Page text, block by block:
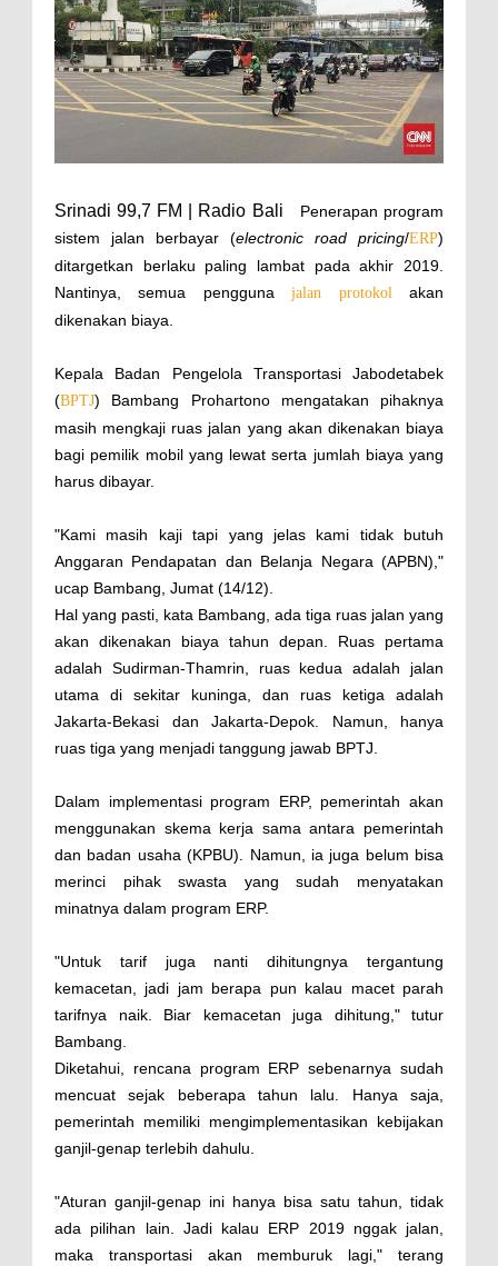
Srinadi 99,7 FM | Radio Bali
Penerapan program
sistem jalan berbayar (electronic road pricing/ERP)
ditargetkan berlaku paling lambat pada akhir 2019.
Nantinya, semua penggunajalan protokol
akan
dikenakan biaya.
Kepala Badan Pengelola Transportasi Jabodetabek
(BPTJ) Bambang Prohartono mengatakan pihaknya
masih mengkaji ruas jalan yang akan dikenakan biaya
bagi pemilik mobil yang lewat serta jumlah biaya yang
harus dibayar.
"Kami masih kaji tapi yang jelas kami tidak butuh
Anggaran Pendapatan dan Belanja Negara (APBN),"
ucap Bambang, Jumat (14/12).
Hal yang pasti, kata Bambang, ada tiga ruas jalan yang
akan dikenakan biaya tahun depan. Ruas pertama
adalah Sudirman-Thamrin, ruas kedua adalah jalan
utama di sekitar kuninga, dan ruas ketiga adalah
Jakarta-Bekasi dan Jakarta-Depok. Namun, hanya
ruas tiga yang menjadi tanggung jawab BPTJ.
Dalam implementasi program ERP, pemerintah akan
menggunakan skema kerja sama antara pemerintah
dan badan usaha (KPBU). Namun, ia juga belum bisa
merinci pihak swasta yang sudah menyatakan
minatnya dalam program ERP.
"Untuk tarif juga nanti dihitungnya tergantung
kemacetan, jadi jam berapa pun kalau macet parah
tarifnya naik. Biar kemacetan juga dihitung," tutur
Bambang.
Diketahui, rencana program ERP sebenarnya sudah
mencuat sejak beberapa tahun lalu. Hanya saja,
pemerintah memiliki mengimplementasikan kebijakan
ganjil-genap terlebih dahulu.
"Aturan ganjil-genap ini hanya bisa satu tahun, tidak
ada pilihan lain. Jadi kalau ERP 2019 nggak jalan,
maka transportasi akan memburuk lagi," terang